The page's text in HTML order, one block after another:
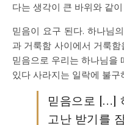
다는 생각이 큰 바위와 같
믿음이 요구 된다. 하나님
과 거룩함 사이에서 거룩
믿음으로 우리는 하나님을
있다 사라지는 일락에 불구
믿음으로 […]
고난 받기를